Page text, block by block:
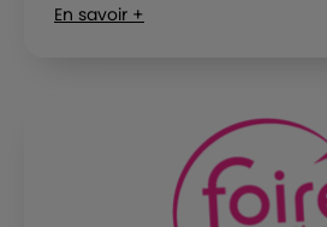
En savoir +